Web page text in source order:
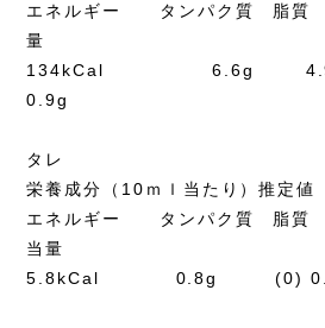
エネルギー タンパク質 脂質
量
134kCal 6.6g
0.9g
タレ
栄養成分（10ｍｌ当たり）推定値
エネルギー タンパク質 脂
当量
5.8kCal 0.8g (0)